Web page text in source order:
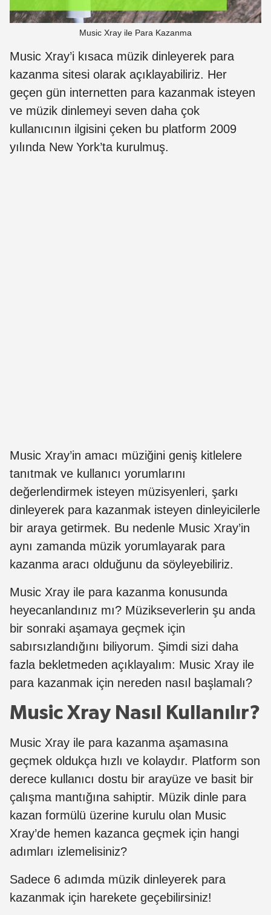
Music Xray ile Para Kazanma
Music Xray’i kısaca müzik dinleyerek para
kazanma sitesi olarak açıklayabiliriz. Her
geçen gün internetten para kazanmak isteyen
ve müzik dinlemeyi seven daha çok
kullanıcının ilgisini çeken bu platform 2009
yılında New York’ta kurulmuş.
Music Xray’in amacı müziğini geniş kitlelere
tanıtmak ve kullanıcı yorumlarını
değerlendirmek isteyen müzisyenleri, şarkı
dinleyerek para kazanmak isteyen dinleyicilerle
bir araya getirmek. Bu nedenle Music Xray’in
aynı zamanda müzik yorumlayarak para
kazanma aracı olduğunu da söyleyebiliriz.
Music Xray ile para kazanma konusunda
heyecanlandınız mı? Müzikseverlerin şu anda
bir sonraki aşamaya geçmek için
sabırsızlandığını biliyorum. Şimdi sizi daha
fazla bekletmeden açıklayalım: Music Xray ile
para kazanmak için nereden nasıl başlamalı?
Music Xray Nasıl Kullanılır?
Music Xray ile para kazanma aşamasına
geçmek oldukça hızlı ve kolaydır. Platform son
derece kullanıcı dostu bir arayüze ve basit bir
çalışma mantığına sahiptir. Müzik dinle para
kazan formülü üzerine kurulu olan Music
Xray’de hemen kazanca geçmek için hangi
adımları izlemelisiniz?
Sadece 6 adımda müzik dinleyerek para
kazanmak için harekete geçebilirsiniz!